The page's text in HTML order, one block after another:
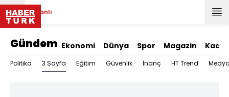
Canlı
Gündem Ekonomi Dünya Spor Magazin Kadın
Politika 3.Sayfa Eğitim Güvenlik İnanç HT Trend